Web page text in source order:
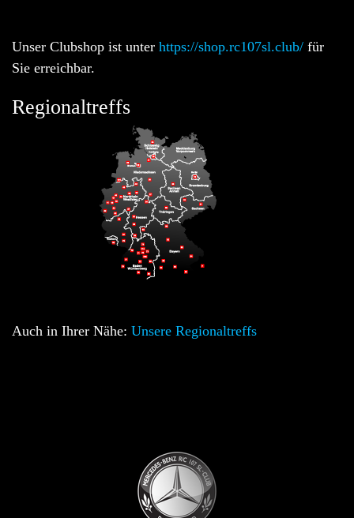
Unser Clubshop ist unter https://shop.rc107sl.club/ für
Sie erreichbar.
Regionaltreffs
Auch in Ihrer Nähe: Unsere Regionaltreffs